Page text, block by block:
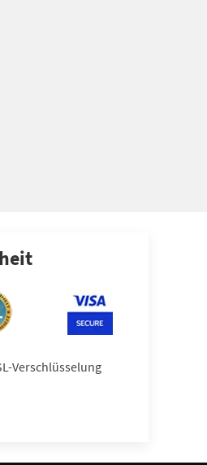
Verschlüsselung